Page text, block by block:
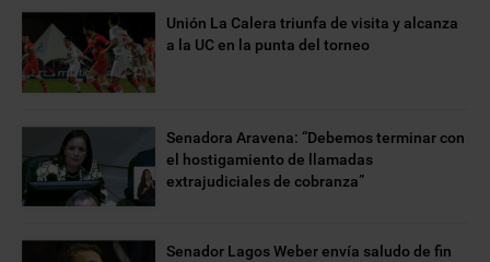
Unión La Calera triunfa de visita y alcanza
a la UC en la punta del torneo
Senadora Aravena: “Debemos terminar con
el hostigamiento de llamadas
extrajudiciales de cobranza”
Senador Lagos Weber envía saludo de fin